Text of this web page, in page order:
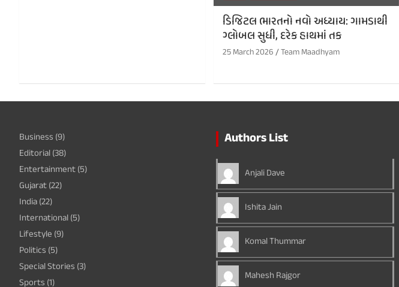
ડિજિટલ ભારતનો નવો અધ્યાય: ગામડાથી
ગ્લોબલ સુધી, દરેક હાથમાં તક
25 March 2026 Team Maadhyam
Business (9)
Editorial(38)
Entertainment(5)
Gujarat(22)
India(22)
International(5)
Lifestyle (9)
Politics (5)
Special Stories (3)
Sports (1)
Authors List
Anjali Dave
Ishita Jain
Komal Thummar
Mahesh Rajgor